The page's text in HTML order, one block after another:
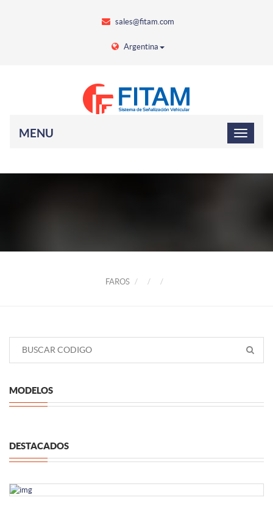
sales@fitam.com
Argentina
MENU
FAROS
MODELOS
DESTACADOS